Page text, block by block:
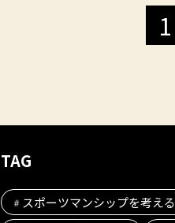
1
TAG
スポーツマンシップを考える